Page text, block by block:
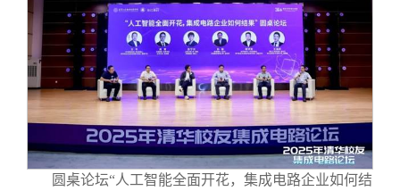
圆桌论坛“人工智能全面开花，集成电路企业如何结